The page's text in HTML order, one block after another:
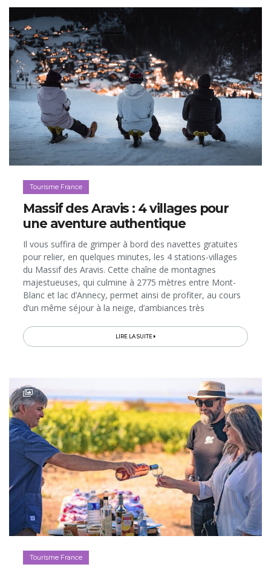
Tourisme France
Massif des Aravis : 4 villages pour
une aventure authentique
Il vous suffira de grimper à bord des navettes gratuites
pour relier, en quelques minutes, les 4 stations-villages
du Massif des Aravis. Cette chaîne de montagnes
majestueuses, qui culmine à 2775 mètres entre Mont-
Blanc et lac d’Annecy, permet ainsi de profiter, au cours
d’un même séjour à la neige, d’ambiances très
tous les âges...
LIRE LA SUITE
Tourisme France